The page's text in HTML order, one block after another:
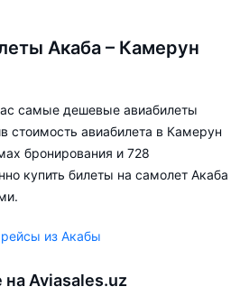
Акаба – Камерун
самые дешевые авиабилеты
стоимость авиабилета в Камерун
бронирования и 728
купить билеты на самолет Акаба
из Акабы
Aviasales.uz